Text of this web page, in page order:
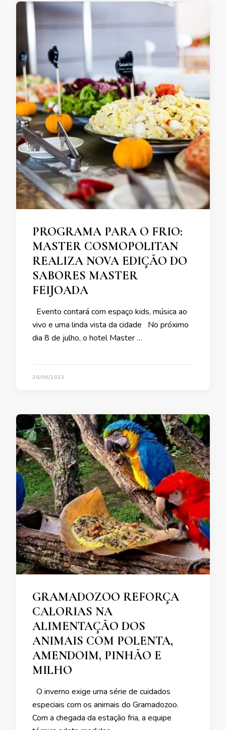
PROGRAMA PARA O FRIO:
MASTER COSMOPOLITAN
REALIZA NOVA EDIÇÃO DO
SABORES MASTER
FEIJOADA
Evento contará com espaço kids, música ao
vivo e uma linda vista da cidade No próximo
dia 8 de julho, o hotel Master …
30/06/2023
GRAMADOZOO REFORÇA
CALORIAS NA
ALIMENTAÇÃO DOS
ANIMAIS COM POLENTA,
AMENDOIM, PINHÃO E
MILHO
O inverno exige uma série de cuidados
especiais com os animais do Gramadozoo.
Com a chegada da estação fria, a equipe